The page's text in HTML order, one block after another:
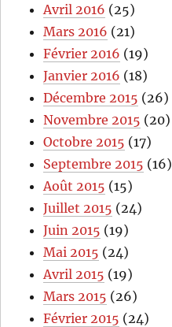
Avril 2016 (25)
Mars 2016 (21)
Février 2016 (19)
Janvier 2016 (18)
Décembre 2015 (26)
Novembre 2015 (20)
Octobre 2015 (17)
Septembre 2015 (16)
Août 2015 (15)
Juillet 2015 (24)
Juin 2015 (19)
Mai 2015 (24)
Avril 2015 (19)
Mars 2015 (26)
Février 2015 (24)